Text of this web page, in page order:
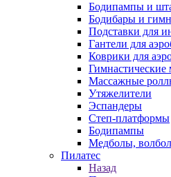
Бодипампы и
Бодибары и
Подставки для
Гантели для
Коврики для
Массажные
Утяжелители
Эспандеры
Степ-платформы
Бодипампы
Медболы,
Пилатес
Назад